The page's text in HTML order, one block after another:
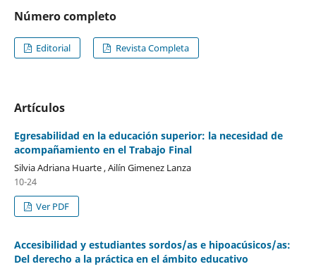
Número completo
Editorial Revista Completa
Artículos
Egresabilidad en la educación superior: la necesidad de
acompañamiento en el Trabajo Final
Silvia Adriana Huarte , Ailín Gimenez Lanza
10-24
Ver PDF
Accesibilidad y estudiantes sordos/as e hipoacúsicos/as:
Del derecho a la práctica en el ámbito educativo